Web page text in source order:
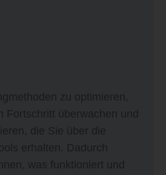
zu optimieren,
Fortschritt überwachen und
die Sie über die
erhalten. Dadurch
was funktioniert und